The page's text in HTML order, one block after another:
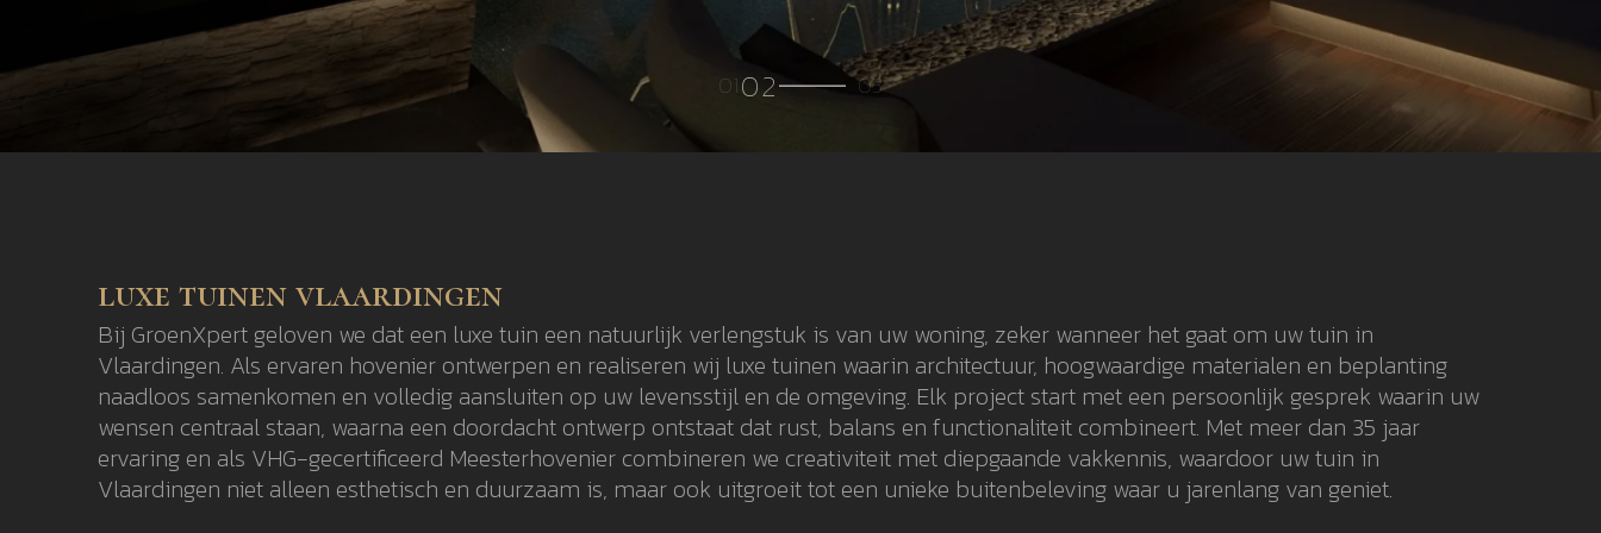
luxe tuinen vlaardingen
Bij GroenXpert geloven we dat een luxe tuin een natuurlijk verlengstuk is van uw woning, zeker wanneer het gaat om uw tuin in
Vlaardingen. Als ervaren hovenier ontwerpen en realiseren wij luxe tuinen waarin architectuur, hoogwaardige materialen en beplanting
naadloos samenkomen en volledig aansluiten op uw levensstijl en de omgeving. Elk project start met een persoonlijk gesprek waarin uw
wensen centraal staan, waarna een doordacht ontwerp ontstaat dat rust, balans en functionaliteit combineert. Met meer dan 35 jaar
ervaring en als VHG-gecertificeerd Meesterhovenier combineren we creativiteit met diepgaande vakkennis, waardoor uw tuin in
Vlaardingen niet alleen esthetisch en duurzaam is, maar ook uitgroeit tot een unieke buitenbeleving waar u jarenlang van geniet.